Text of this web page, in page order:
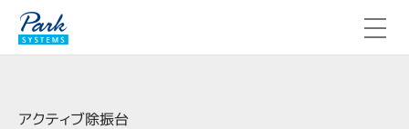
アクティブ除振台